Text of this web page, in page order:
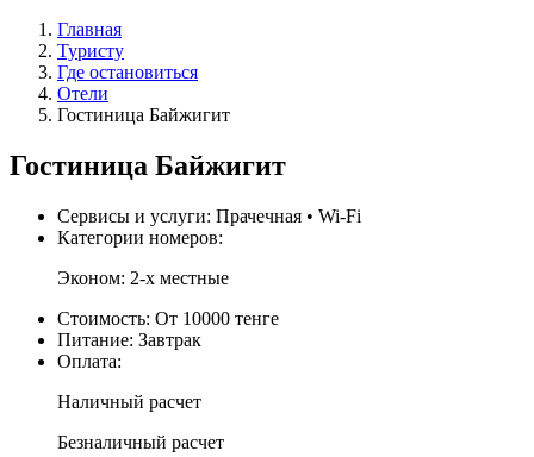
Главная
Туристу
Где остановиться
Отели
Гостиница Байжигит
Гостиница Байжигит
Сервисы и услуги: Прачечная • Wi-Fi
Категории номеров:
Эконом: 2-х местные
Стоимость: От 10000 тенге
Питание: Завтрак
Оплата:
Наличный расчет
Безналичный расчет